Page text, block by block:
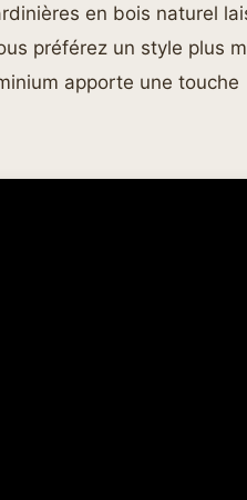
en bois naturel
préférez un style plus
apporte une touche